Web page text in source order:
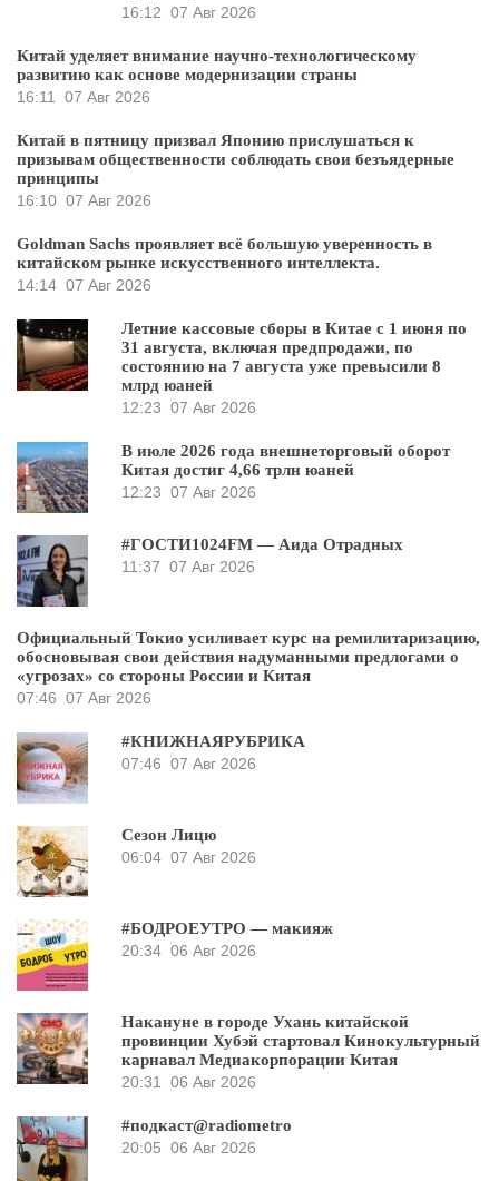
16:12 07 Авг 2026
Китай уделяет внимание научно-технологическому
развитию как основе модернизации страны
16:11
07 Авг 2026
Китай в пятницу призвал Японию прислушаться к
призывам общественности соблюдать свои безъядерные
принципы
16:10 07 Авг 2026
Goldman Sachs проявляет всё большую уверенность в
китайском рынке искусственного интеллекта.
14:14 07 Авг 2026
Летние кассовые сборы в Китае с 1 июня по
31 августа, включая предпродажи, по
состоянию на 7 августа уже превысили 8
млрд юаней
12:23 07 Авг 2026
В июле 2026 года внешнеторговый оборот
Китая достиг 4,66 трлн юаней
12:23 07 Авг 2026
#ГОСТИ1024FM — Аида Отрадных
11:37 07 Авг 2026
Официальный Токио усиливает курс на ремилитаризацию,
обосновывая свои действия надуманными предлогами о
«угрозах» со стороны России и Китая
07:46 07 Авг 2026
#КНИЖНАЯРУБРИКА
07:46 07 Авг 2026
Сезон Лицю
06:04 07 Авг 2026
#БОДРОЕУТРО — макияж
20:34 06 Авг 2026
Накануне в городе Ухань китайской
провинции Хубэй стартовал Кинокультурный
карнавал Медиакорпорации Китая
20:31
06 Авг 2026
#подкаст@radiometro
20:05 06 Авг 2026